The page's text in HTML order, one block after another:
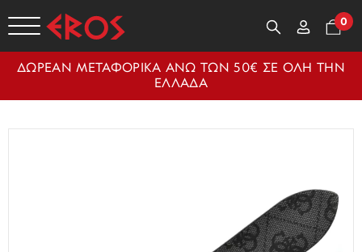
0
ΔΩΡΕΑΝ ΜΕΤΑΦΟΡΙΚΑ ΑΝΩ ΤΩΝ 50€ ΣΕ ΟΛΗ ΤΗΝ
ΕΛΛΑΔΑ